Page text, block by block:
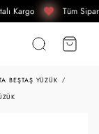
Kargo Tüm
BEŞTAŞ YÜZÜK